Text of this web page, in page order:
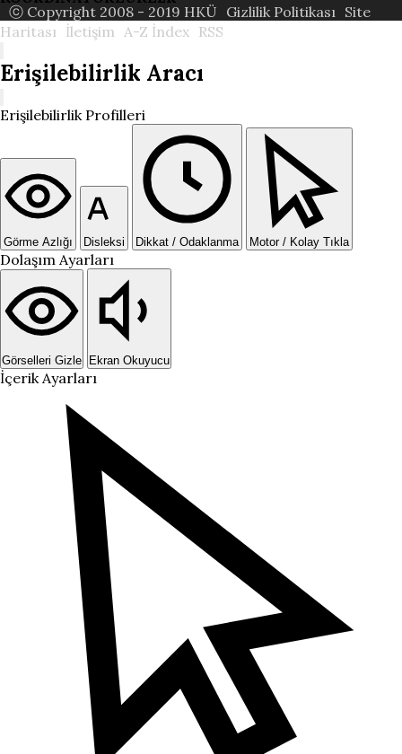
ⓒ Copyright 2008 - 2019 HKÜ Gizlilik Politikası Site
Haritası İletişim A-Z İndex RSS
Erişilebilirlik Aracı
Erişilebilirlik Profilleri
Görme Azlığı Disleksi Dikkat / Odaklanma Motor / Kolay Tıkla
Dolaşım Ayarları
Görselleri Gizle Ekran Okuyucu
İçerik Ayarları